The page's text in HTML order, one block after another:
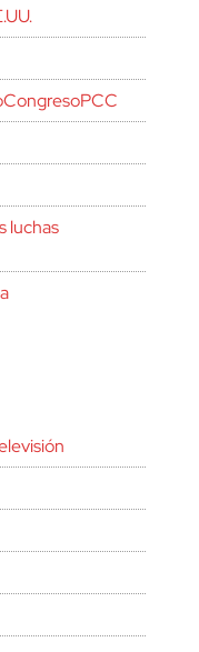
luchas